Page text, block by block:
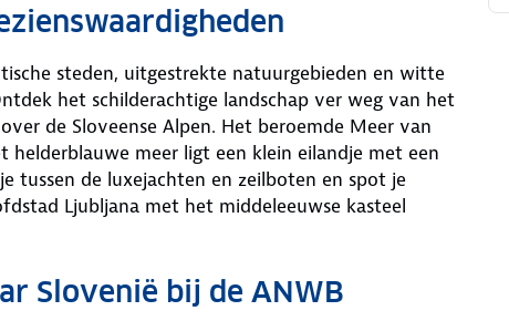
steden, uitgestrekte natuurgebieden en witte
het schilderachtige landschap ver weg van het
de Sloveense Alpen. Het beroemde Meer van
meer ligt een klein eilandje met een
tussen de luxejachten en zeilboten en spot je
Ljubljana met het middeleeuwse kasteel
Slovenië bij de ANWB